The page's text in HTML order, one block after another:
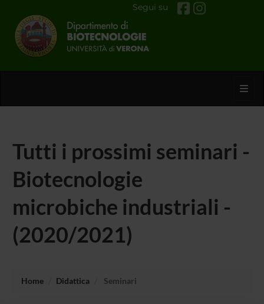
Segui su
Tutti i prossimi seminari -
Biotecnologie
microbiche industriali -
(2020/2021)
Home Didattica Seminari